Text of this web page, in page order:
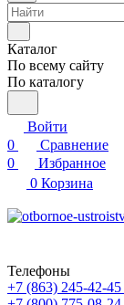
Каталог
По всему сайту
По каталогу
Войти
0
Сравнение
0
Избранное
0 Корзина
Телефоны
+7 (863) 245-42-45